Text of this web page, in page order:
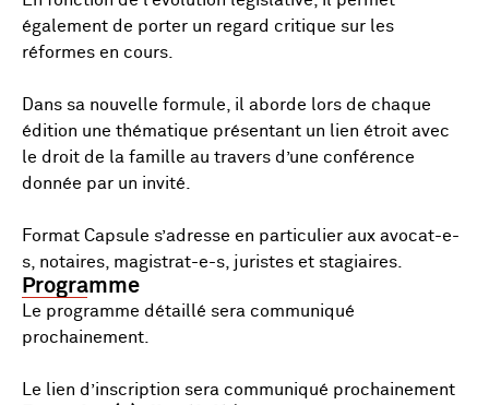
également de porter un regard critique sur les
réformes en cours.
Dans sa nouvelle formule, il aborde lors de chaque
édition une thématique présentant un lien étroit avec
le droit de la famille au travers d’une conférence
donnée par un invité.
Format Capsule s’adresse en particulier aux avocat-e-
s, notaires, magistrat-e-s, juristes et stagiaires.
Programme
Le programme détaillé sera communiqué
prochainement.
Le lien d’inscription sera communiqué prochainement